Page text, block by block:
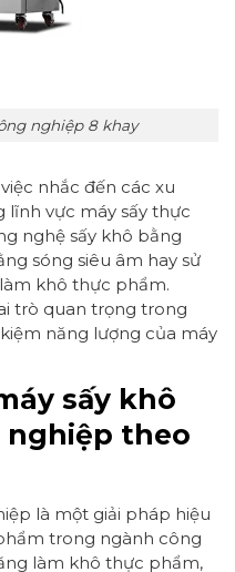
nghiệp 8 khay
nhắc đến các xu
lĩnh vực máy sấy thực
nghệ sấy khô bằng
sóng siêu âm hay sử
khô thực phẩm.
trò quan trọng trong
năng lượng của máy
sấy khô
nghiệp theo
là một giải pháp hiệu
trong ngành công
làm khô thực phẩm,